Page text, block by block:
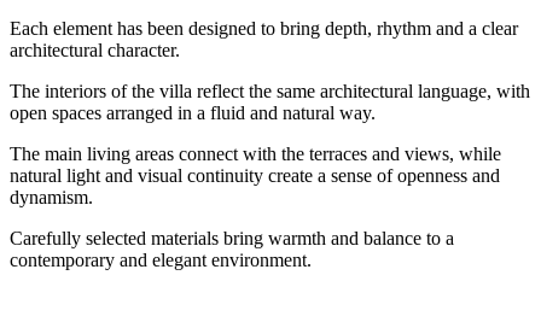
Each element has been designed to bring depth, rhythm and a clear
architectural character.
The interiors of the villa reflect the same architectural language, with
open spaces arranged in a fluid and natural way.
The main living areas connect with ‌the ‌terraces ‌and ‌views, ‌while
natural ‌light ‌and visual ‌continuity create ‌a sense of ‌openness ‌and
‌dynamism.
Carefully selected materials ‌bring ‌warmth and balance ‌to ‌a
‌contemporary ‌and ‌elegant ‌environment.